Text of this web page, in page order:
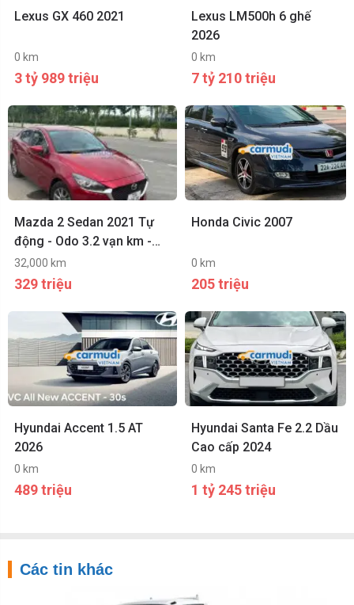
Lexus GX 460 2021
0 km
3 tỷ 989 triệu
Lexus LM500h 6 ghế
2026
0 km
7 tỷ 210 triệu
Mazda 2 Sedan 2021 Tự
động - Odo 3.2 vạn km -
Màu Đỏ chính chủ
32,000 km
329 triệu
Honda Civic 2007
0 km
205 triệu
Hyundai Accent 1.5 AT
2026
0 km
489 triệu
Hyundai Santa Fe 2.2 Dầu
Cao cấp 2024
0 km
1 tỷ 245 triệu
Các tin khác